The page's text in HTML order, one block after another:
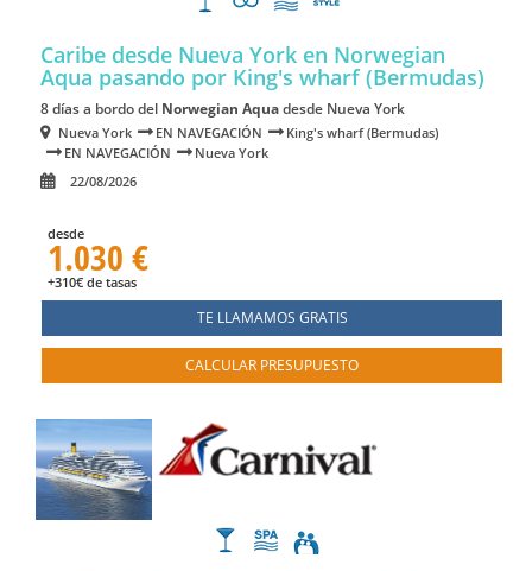
Caribe desde Nueva York en Norwegian
Aqua pasando por King's wharf (Bermudas)
8 días a bordo del Norwegian Aquadesde Nueva York
Nueva York EN NAVEGACIÓN
King's wharf (Bermudas)
EN NAVEGACIÓN
Nueva York
22/08/2026
desde
1.030 €
+310€ de tasas
TE LLAMAMOS GRATIS
CALCULAR PRESUPUESTO